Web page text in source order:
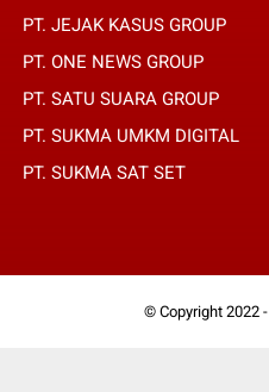
PT. JEJAK KASUS GROUP
PT. ONE NEWS GROUP
PT. SATU SUARA GROUP
PT. SUKMA UMKM DIGITAL
PT. SUKMA SAT SET
© Copyright 2022 -